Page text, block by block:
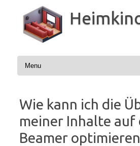
springen
Wie kann ich die
meiner Inhalte auf
Beamer